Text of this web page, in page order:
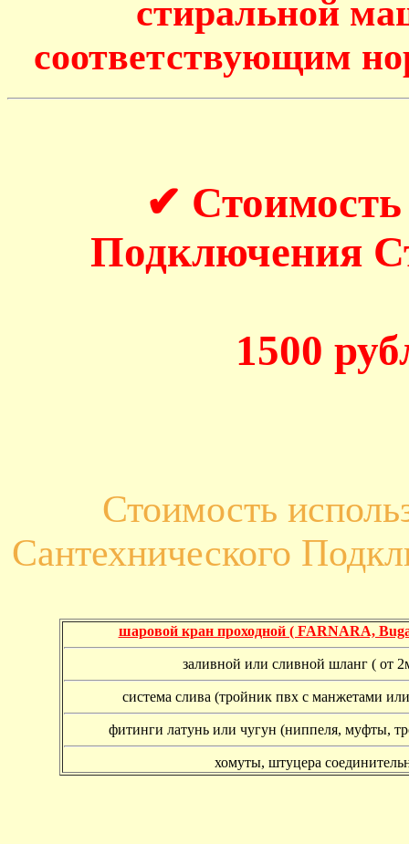
стиральной
соответствующим
✔ Стоимость
Подключения
1500
Стоимость
Сантехнического
шаровой кран проходной ( FARNARA,
заливной или сливной шланг ( от
система слива (тройник пвх с манжетами
фитинги латунь или чугун (ниппеля, муфты,
хомуты, штуцера